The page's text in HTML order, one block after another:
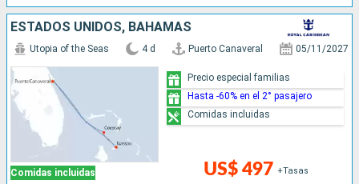
ESTADOS UNIDOS, BAHAMAS
Comidas incluidas
Utopia of the Seas 4 d Puerto Canaveral 05/11/2027
US$ 497 +Tasas
Precio especial familias
Hasta -60% en el 2° pasajero
Comidas incluidas